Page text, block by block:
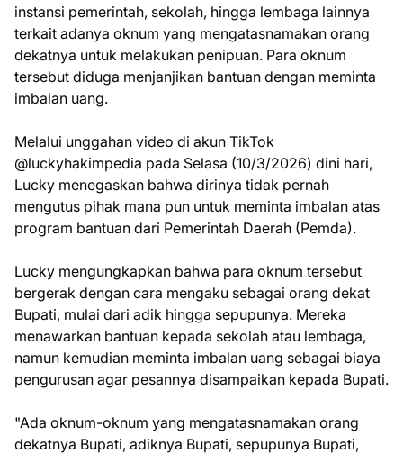
instansi pemerintah, sekolah, hingga lembaga lainnya
terkait adanya oknum yang mengatasnamakan orang
dekatnya untuk melakukan penipuan. Para oknum
tersebut diduga menjanjikan bantuan dengan meminta
imbalan uang.
Melalui unggahan video di akun TikTok
@luckyhakimpedia pada Selasa (10/3/2026) dini hari,
Lucky menegaskan bahwa dirinya tidak pernah
mengutus pihak mana pun untuk meminta imbalan atas
program bantuan dari Pemerintah Daerah (Pemda).
Lucky mengungkapkan bahwa para oknum tersebut
bergerak dengan cara mengaku sebagai orang dekat
Bupati, mulai dari adik hingga sepupunya. Mereka
menawarkan bantuan kepada sekolah atau lembaga,
namun kemudian meminta imbalan uang sebagai biaya
pengurusan agar pesannya disampaikan kepada Bupati.
"Ada oknum-oknum yang mengatasnamakan orang
dekatnya Bupati, adiknya Bupati, sepupunya Bupati,